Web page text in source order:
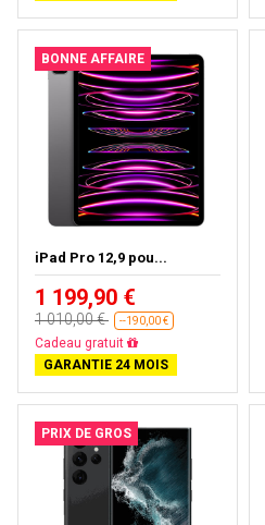
BONNE AFFAIRE
iPad Pro 12,9 pou...
1 199,90 €
1 010,00 € --190,00 €
Presque épuisé
GARANTIE 24 MOIS
PRIX DE GROS